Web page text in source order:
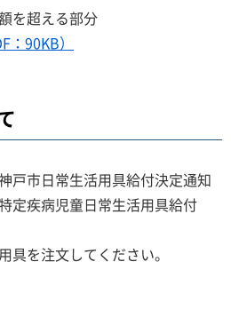
を超える部分
90KB）
戸市日常生活用具給付決定通知
定疾病児童日常生活用具給付
具を注文してください。